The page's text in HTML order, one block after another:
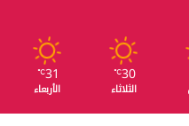
30
℃
الثلاثاء
31
℃
الأربعاء